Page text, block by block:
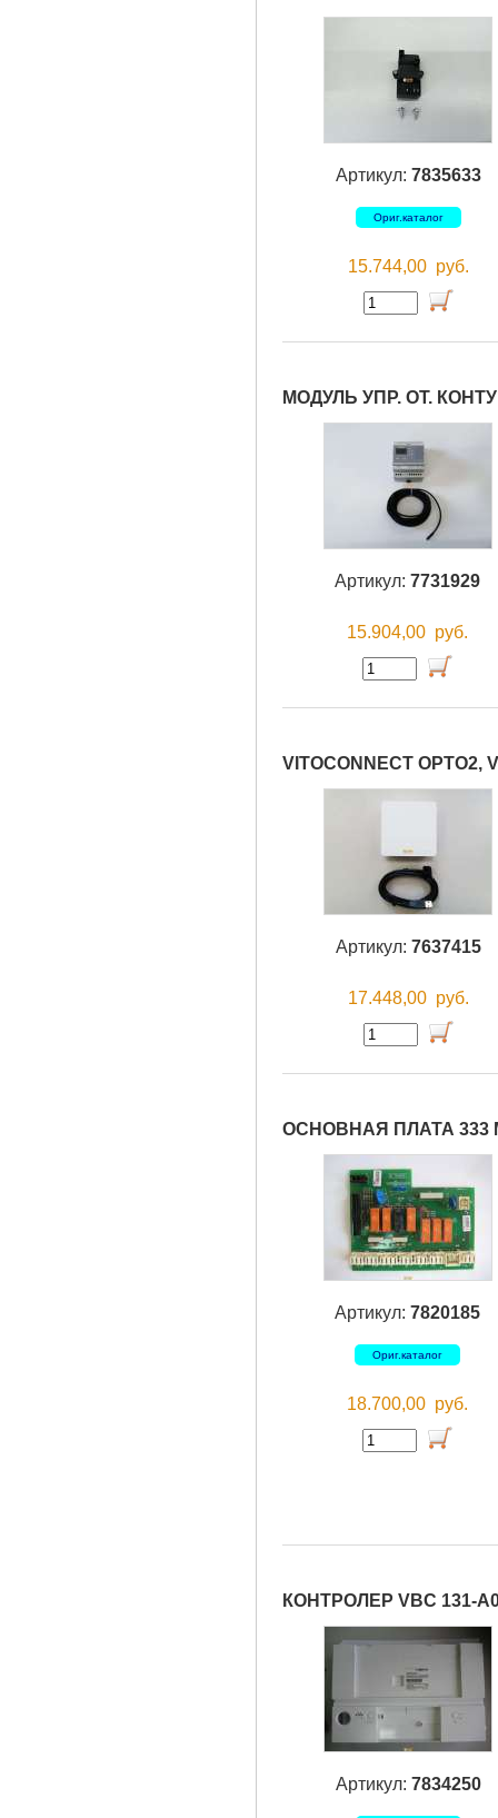
Артикул: 7835633
Ориг.каталог
15.744,00 руб.
МОДУЛЬ УПР. ОТ.
Артикул: 7731929
15.904,00 руб.
VITOCONNECT OPTO2,
Артикул: 7637415
17.448,00 руб.
ОСНОВНАЯ ПЛАТА 333
Артикул: 7820185
Ориг.каталог
18.700,00 руб.
КОНТРОЛЕР VBC 131-
Артикул: 7834250